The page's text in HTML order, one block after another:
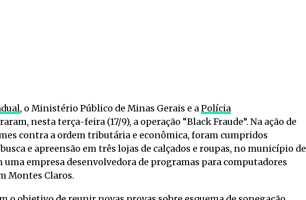
, o Ministério Público de Minas Gerais e aPolícia
nesta terça-feira (17/9), a operação “Black Fraude”. Na ação de
contra a ordem tributária e econômica, foram cumpridos
e apreensão em três lojas de calçados e roupas, no município de
uma empresa desenvolvedora de programas para computadores
Montes Claros.